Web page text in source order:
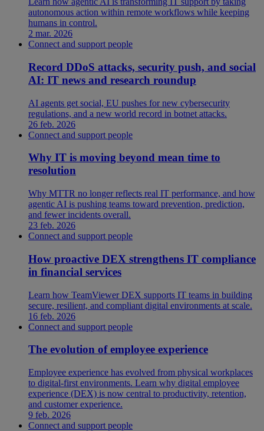
autonomous action within remote workflows while keeping
humans in control.
2 mar. 2026
Connect and support people
Record DDoS attacks, security push, and social
AI: IT news and research roundup
AI agents get social, EU pushes for new cybersecurity
regulations, and a new world record in botnet attacks.
26 feb. 2026
Connect and support people
Why IT is moving beyond mean time to
resolution
Why MTTR no longer reflects real IT performance, and how
agentic AI is pushing teams toward prevention, prediction,
and fewer incidents overall.
23 feb. 2026
Connect and support people
How proactive DEX strengthens IT compliance
in financial services
Learn how TeamViewer DEX supports IT teams in building
secure, resilient, and compliant digital environments at scale.
16 feb. 2026
Connect and support people
The evolution of employee experience
Employee experience has evolved from physical workplaces
to digital-first environments. Learn why digital employee
experience (DEX) is now central to productivity, retention,
and customer experience.
9 feb. 2026
Connect and support people